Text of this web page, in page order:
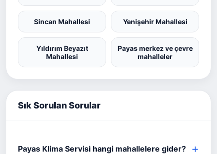
Sincan Mahallesi Yenişehir Mahallesi
Yıldırım Beyazıt
Mahallesi
Payas merkez ve çevre
mahalleler
Sık Sorulan Sorular
Payas Klima Servisi hangi mahallelere gider?